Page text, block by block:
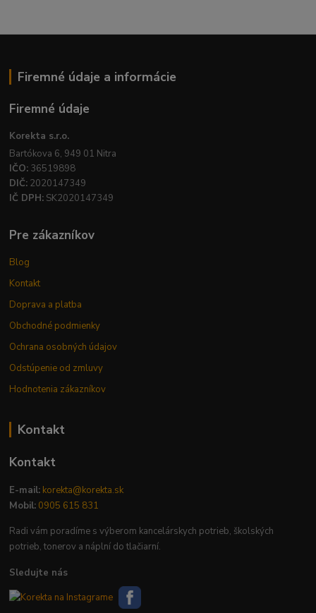
Firemné údaje a informácie
Firemné údaje
Korekta s.r.o.
Bartókova 6, 949 01 Nitra
IČO: 36519898
DIČ: 2020147349
IČ DPH: SK2020147349
Pre zákazníkov
Blog
Kontakt
Doprava a platba
Obchodné podmienky
Ochrana osobných údajov
Odstúpenie od zmluvy
Hodnotenia zákazníkov
Kontakt
Kontakt
E-mail: korekta@korekta.sk
Mobil: 0905 615 831
Radi vám poradíme s výberom kancelárskych potrieb, školských
potrieb, tonerov a náplní do tlačiarní.
Sledujte nás